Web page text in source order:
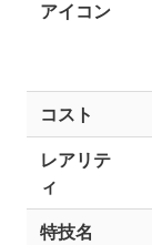
アイコン
コスト
レアリテ
ィ
特技名